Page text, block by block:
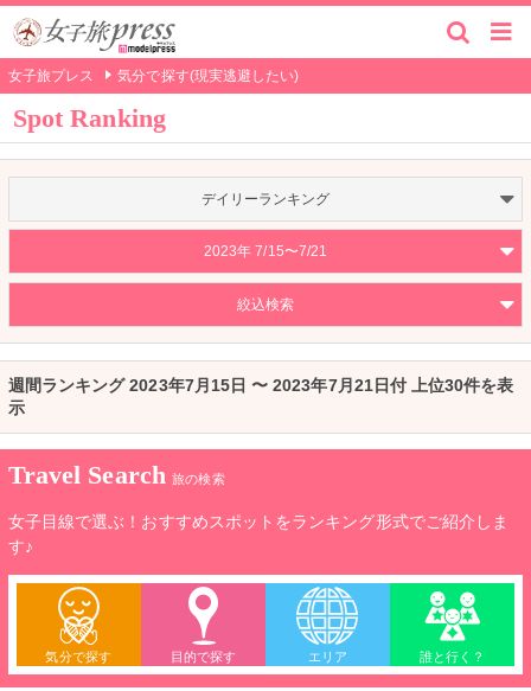
女子旅プレス 気分で探す(現実逃避したい)
Spot Ranking
デイリーランキング
2023年 7/15〜7/21
絞込検索
週間ランキング 2023年7月15日 〜 2023年7月21日付 上位30件を表
示
Travel Search 旅の検索
女子目線で選ぶ！おすすめスポットをランキング形式でご紹介しま
す♪
気分で探す 目的で探す エリア 誰と行く？